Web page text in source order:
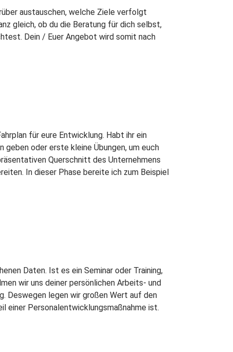
austauschen, welche Ziele verfolgt
gleich, ob du die Beratung für dich selbst,
Dein / Euer Angebot wird somit nach
für eure Entwicklung. Habt ihr ein
geben oder erste kleine Übungen, um euch
Querschnitt des Unternehmens
In dieser Phase bereite ich zum Beispiel
Daten. Ist es ein Seminar oder Training,
wir uns deiner persönlichen Arbeits- und
Deswegen legen wir großen Wert auf den
einer Personalentwicklungsmaßnahme ist.